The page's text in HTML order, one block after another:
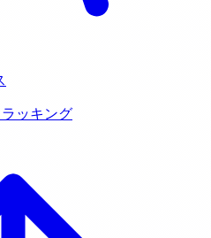
ッキング